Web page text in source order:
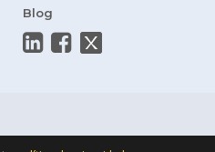
Blog